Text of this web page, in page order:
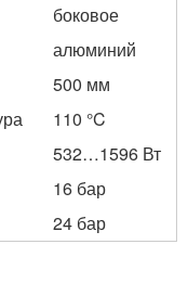
боковое
алюминий
500 мм
110 °C
532…1596 Вт
16 бар
24 бар